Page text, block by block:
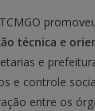
técnica e
e
e controle
entre os